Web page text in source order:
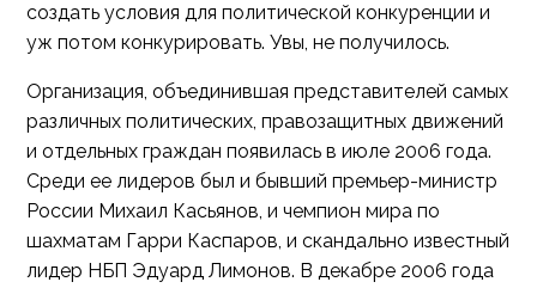
создать условия для политической конкуренции и
уж потом конкурировать. Увы, не получилось.
Организация, объединившая представителей самых
различных политических, правозащитных движений
и отдельных граждан появилась в июле 2006 года.
Среди ее лидеров был и бывший премьер-министр
России Михаил Касьянов, и чемпион мира по
шахматам Гарри Каспаров, и скандально известный
лидер НБП Эдуард Лимонов. В декабре 2006 года